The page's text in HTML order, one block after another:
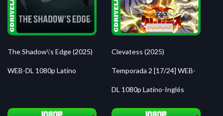
The Shadow\’s Edge (2025)
WEB-DL 1080p Latino
Clevatess (2025)
Temporada 2 [17/24] WEB-
DL 1080p Latino-Inglés